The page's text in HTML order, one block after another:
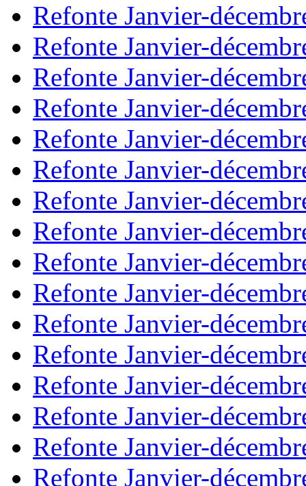
Refonte Janvier-
Refonte Janvier-
Refonte Janvier-
Refonte Janvier-
Refonte Janvier-
Refonte Janvier-
Refonte Janvier-
Refonte Janvier-
Refonte Janvier-
Refonte Janvier-
Refonte Janvier-
Refonte Janvier-
Refonte Janvier-
Refonte Janvier-
Refonte Janvier-
Refonte Janvier-